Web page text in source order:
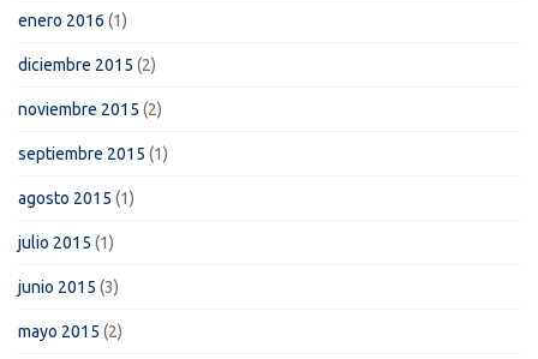
enero 2016 (1)
diciembre 2015 (2)
noviembre 2015 (2)
septiembre 2015 (1)
agosto 2015 (1)
julio 2015 (1)
junio 2015 (3)
mayo 2015 (2)